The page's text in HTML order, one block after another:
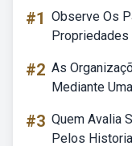
#1 Observe Os
#2 As
Mediante
#3 Quem Avalia
Pelos